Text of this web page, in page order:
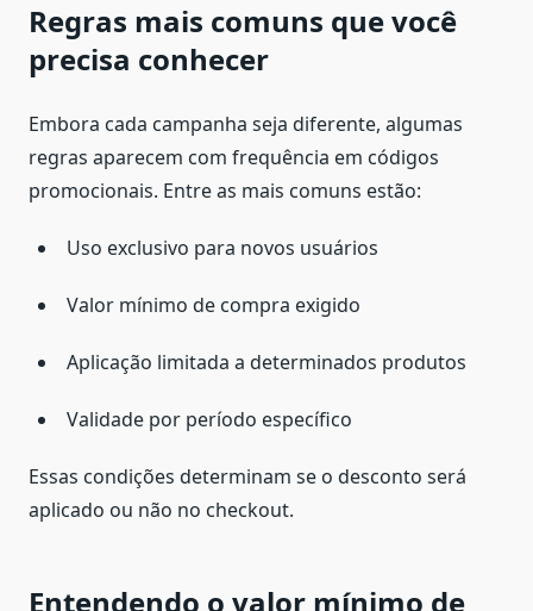
Regras mais comuns que você
precisa conhecer
Embora cada campanha seja diferente, algumas
regras aparecem com frequência em códigos
promocionais. Entre as mais comuns estão:
Uso exclusivo para novos usuários
Valor mínimo de compra exigido
Aplicação limitada a determinados produtos
Validade por período específico
Essas condições determinam se o desconto será
aplicado ou não no checkout.
Entendendo o valor mínimo de